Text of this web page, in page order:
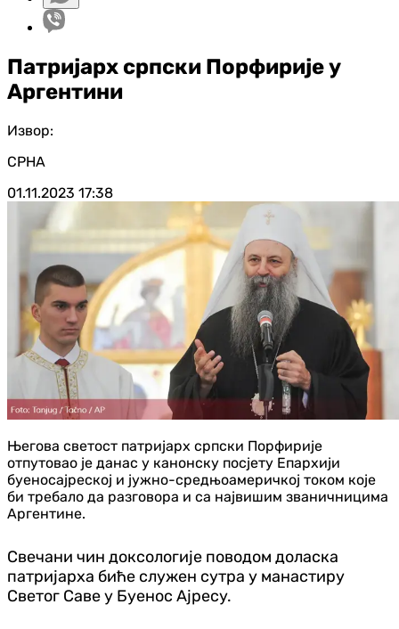
Патријарх српски Порфирије у
Аргентини
Извор:
СРНА
01.11.2023 17:38
Његова светост патријарх српски Порфирије
отпутовао је данас у канонску посјету Епархији
буеносајреској и јужно-средњоамеричкој током које
би требало да разговора и са највишим званичницима
Аргентине.
Свечани чин доксологије поводом доласка
патријарха биће служен сутра у манастиру
Светог Саве у Буенос Ајресу.